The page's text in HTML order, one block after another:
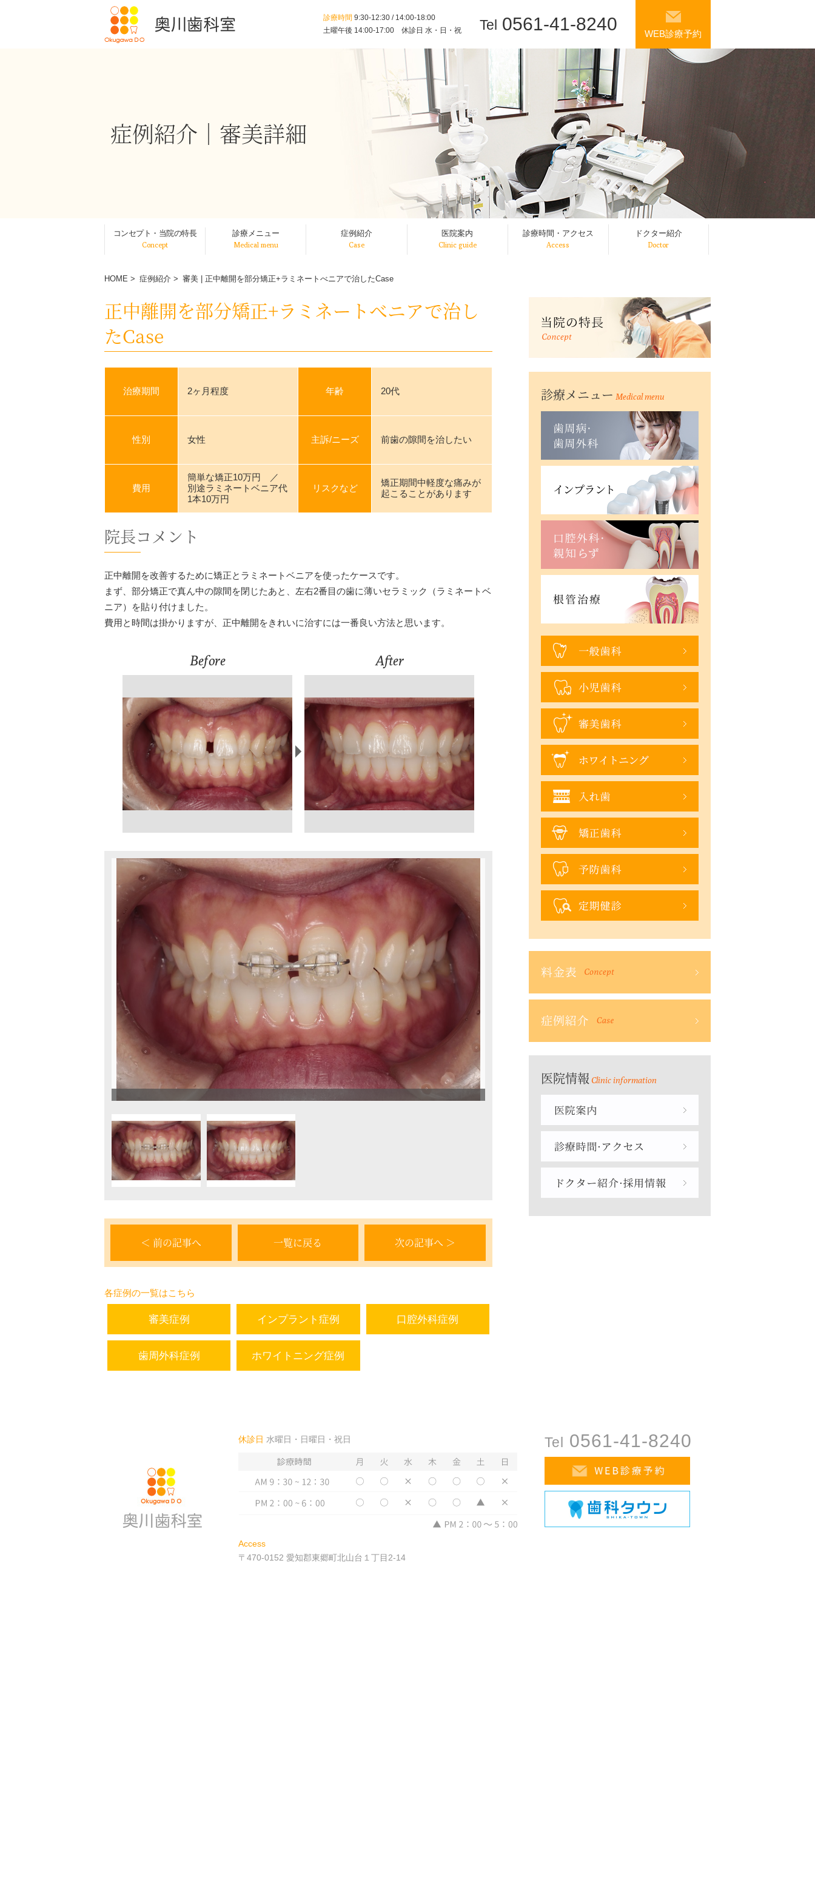
診療時間 9:30-12:30 / 14:00-18:00
土曜午後 14:00-17:00 休診日 水・日・祝
Tel 0561-41-8240 WEB診療予約
症例紹介｜審美詳細
コンセプト・当院の特長
Concept
診療メニュー
Medical menu
症例紹介
Case
医院案内
Clinic guide
診療時間・アクセス
Access
ドクター紹介
Doctor
HOME > 症例紹介 > 審美 | 正中離開を部分矯正+ラミネートべニアで治したCase
正中離開を部分矯正+ラミネートべニアで治し
たCase
治療期間 2ヶ月程度 年齢 20代
性別 女性 主訴/ニーズ 前歯の隙間を治したい
費用
簡単な矯正10万円 ／
別途ラミネートベニア代
1本10万円
リスクなど
矯正期間中軽度な痛みが
起こることがあります
院長コメント
正中離開を改善するために矯正とラミネートベニアを使ったケースです。
まず、部分矯正で真ん中の隙間を閉じたあと、左右2番目の歯に薄いセラミック（ラミネートベ
ニア）を貼り付けました。
費用と時間は掛かりますが、正中離開をきれいに治すには一番良い方法と思います。
Before After
＜ 前の記事へ 一覧に戻る 次の記事へ ＞
各症例の一覧はこちら
審美症例 インプラント症例 口腔外科症例
歯周外科症例 ホワイトニング症例
診療メニュー Medical menu
医院情報 Clinic information
休診日 水曜日・日曜日・祝日
Access
〒470-0152 愛知郡東郷町北山台１丁目2-14
Tel 0561-41-8240